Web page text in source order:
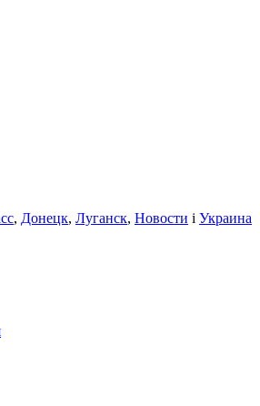
, Донецк, Луганск, Новости і Украина